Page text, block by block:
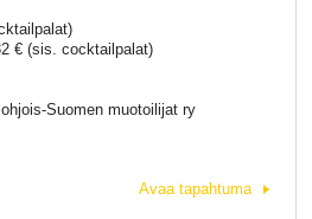
€ (sis. cocktailpalat)
Suomen muotoilijat ry
Avaa tapahtuma